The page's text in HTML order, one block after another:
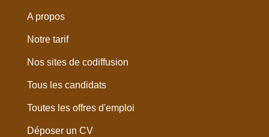
A propos
Notre tarif
Nos sites de codiffusion
Tous les candidats
Toutes les offres d'emploi
Déposer un CV